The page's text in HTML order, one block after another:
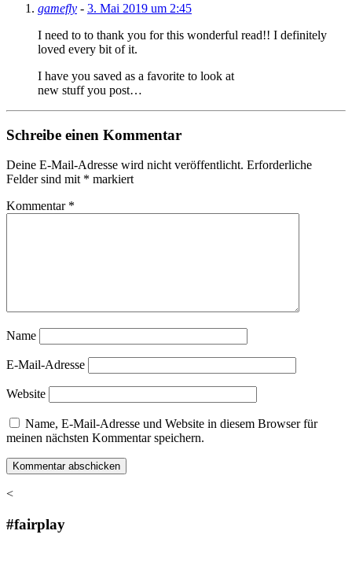
gamefly - 3. Mai 2019 um 2:45
I need to to thank you for this wonderful read!! I definitely
loved every bit of it.
I have you saved as a favorite to look at
new stuff you post…
Schreibe einen Kommentar
Deine E-Mail-Adresse wird nicht veröffentlicht. Erforderliche
Felder sind mit * markiert
Kommentar *
Name
E-Mail-Adresse
Website
Name, E-Mail-Adresse und Website in diesem Browser für
meinen nächsten Kommentar speichern.
<
#fairplay